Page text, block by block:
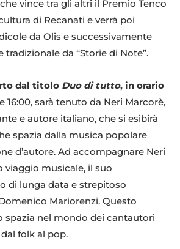
vince tra gli altri il Premio Tenco
di Recanati e verrà poi
da Olis e successivamente
da “Storie di Note”.
dal titolo Duo di tutto, in orario
16:00, sarà tenuto da Neri Marcorè,
e autore italiano, che si esibirà
spazia dalla musica popolare
d’autore. Ad accompagnare Neri
viaggio musicale, il suo
di lunga data e strepitoso
Mariorenzi. Questo
spazia nel mondo dei cantautori
folk al pop.